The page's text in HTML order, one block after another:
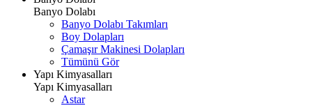
Banyo Dolabı
Banyo Dolabı Takımları
Boy Dolapları
Çamaşır Makinesi Dolapları
Tümünü Gör
Yapı Kimyasalları
Yapı Kimyasalları
Astar